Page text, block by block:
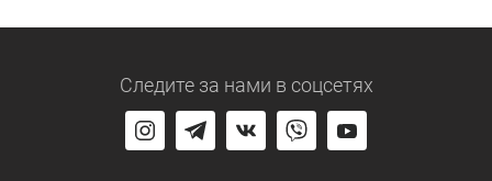
Следите за нами в соцсетях